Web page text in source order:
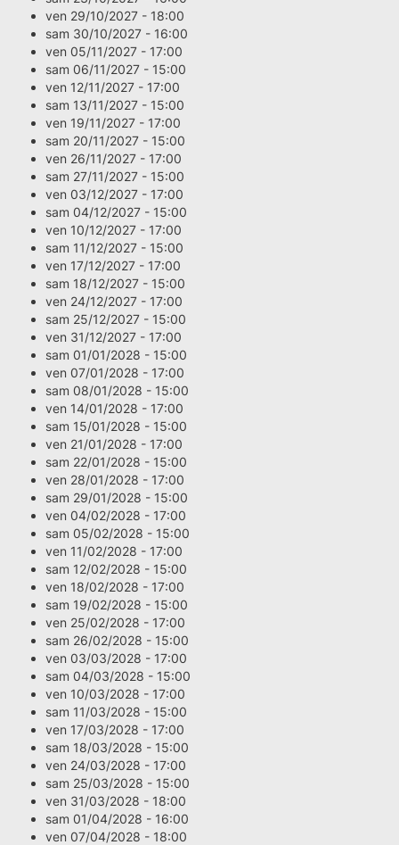
ven 29/10/2027 - 18:00
sam 30/10/2027 - 16:00
ven 05/11/2027 - 17:00
sam 06/11/2027 - 15:00
ven 12/11/2027 - 17:00
sam 13/11/2027 - 15:00
ven 19/11/2027 - 17:00
sam 20/11/2027 - 15:00
ven 26/11/2027 - 17:00
sam 27/11/2027 - 15:00
ven 03/12/2027 - 17:00
sam 04/12/2027 - 15:00
ven 10/12/2027 - 17:00
sam 11/12/2027 - 15:00
ven 17/12/2027 - 17:00
sam 18/12/2027 - 15:00
ven 24/12/2027 - 17:00
sam 25/12/2027 - 15:00
ven 31/12/2027 - 17:00
sam 01/01/2028 - 15:00
ven 07/01/2028 - 17:00
sam 08/01/2028 - 15:00
ven 14/01/2028 - 17:00
sam 15/01/2028 - 15:00
ven 21/01/2028 - 17:00
sam 22/01/2028 - 15:00
ven 28/01/2028 - 17:00
sam 29/01/2028 - 15:00
ven 04/02/2028 - 17:00
sam 05/02/2028 - 15:00
ven 11/02/2028 - 17:00
sam 12/02/2028 - 15:00
ven 18/02/2028 - 17:00
sam 19/02/2028 - 15:00
ven 25/02/2028 - 17:00
sam 26/02/2028 - 15:00
ven 03/03/2028 - 17:00
sam 04/03/2028 - 15:00
ven 10/03/2028 - 17:00
sam 11/03/2028 - 15:00
ven 17/03/2028 - 17:00
sam 18/03/2028 - 15:00
ven 24/03/2028 - 17:00
sam 25/03/2028 - 15:00
ven 31/03/2028 - 18:00
sam 01/04/2028 - 16:00
ven 07/04/2028 - 18:00